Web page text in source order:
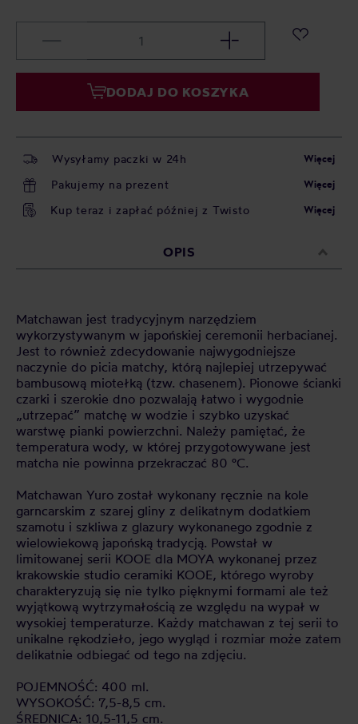
DODAJ DO KOSZYKA
Wysyłamy paczki w 24h Więcej
Pakujemy na prezent Więcej
Kup teraz i zapłać później z Twisto Więcej
OPIS
Matchawan jest tradycyjnym narzędziem
wykorzystywanym w japońskiej ceremonii herbacianej.
Jest to również zdecydowanie najwygodniejsze
naczynie do picia matchy, którą najlepiej utrzepywać
bambusową miotełką (tzw. chasenem). Pionowe ścianki
czarki i szerokie dno pozwalają łatwo i wygodnie
„utrzepać” matchę w wodzie i szybko uzyskać
warstwę pianki powierzchni. Należy pamiętać, że
temperatura wody, w której przygotowywane jest
matcha nie powinna przekraczać 80 °C.
Matchawan Yuro został wykonany ręcznie na kole
garncarskim z szarej gliny z delikatnym dodatkiem
szamotu i szkliwa z glazury wykonanego zgodnie z
wielowiekową japońską tradycją. Powstał w
limitowanej serii KOOE dla MOYA wykonanej przez
krakowskie studio ceramiki KOOE, którego wyroby
charakteryzują się nie tylko pięknymi formami ale też
wyjątkową wytrzymałością ze względu na wypał w
wysokiej temperaturze. Każdy matchawan z tej serii to
unikalne rękodzieło, jego wygląd i rozmiar może zatem
delikatnie odbiegać od tego na zdjęciu.
POJEMNOŚĆ: 400 ml.
WYSOKOŚĆ: 7,5-8,5 cm.
ŚREDNICA: 10,5-11,5 cm.